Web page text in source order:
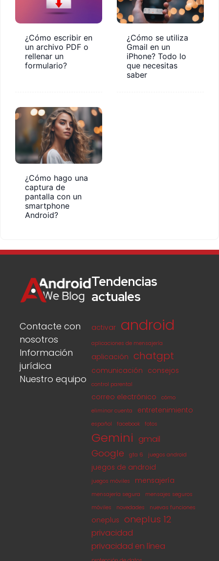
¿Cómo escribir en
un archivo PDF o
rellenar un
formulario?
¿Cómo se utiliza
Gmail en un
iPhone? Todo lo
que necesitas
saber
¿Cómo hago una
captura de
pantalla con un
smartphone
Android?
Contacte con
nosotros
Información
jurídica
Nuestro equipo
Tendencias
actuales
activar android
aplicaciones de mensajería
aplicación chatgpt
comunicación consejos
control parental
correo electrónico
cómo
eliminar cuenta
entretenimiento
español facebook fotos
Gemini gmail
Google gta 6 juegos android
juegos de android
juegos móviles mensajería
mensajería segura
mensajes seguros
móviles
novedades nuevas funciones
oneplus oneplus 12
privacidad
privacidad en línea